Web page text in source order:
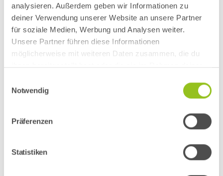
analysieren. Außerdem geben wir Informationen zu
deiner Verwendung unserer Website an unsere Partner
für soziale Medien, Werbung und Analysen weiter.
Unsere Partner führen diese Informationen
möglicherweise mit weiteren Daten zusammen, die du
ihnen bereitgestellt hast oder die sie im Rahmen deiner
Notwendig
Präferenzen
Statistiken
Was ist TroWOW!?
Wie registriere ich mich?
Ist TroWOW! kostenlos?
Was ist ein "TroWOW!-Kunde"?